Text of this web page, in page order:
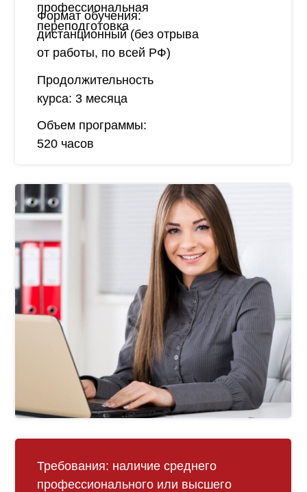
профессиональная
переподготовка
Формат обучения:
дистанционный (без отрыва
от работы, по всей РФ)
Продолжительность
курса: 3 месяца
Объем программы:
520 часов
Требования: наличие среднего
профессионального или высшего